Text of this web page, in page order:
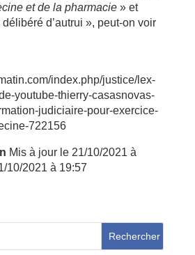
et de la pharmacie» et
d’autrui », peut-on voir
index.php/justice/lex-
youtube-thierry-casasnovas-
judiciaire-pour-exercice-
722156
Mis à jour le 21/10/2021 à
10/2021 à 19:57